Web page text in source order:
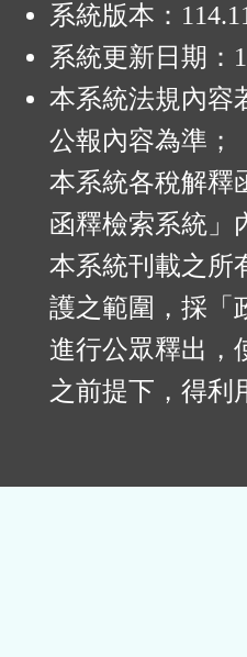
系統版本：
系統更新日期：
本系統法規內容
公報內容為準；
本系統各稅解釋
函釋檢索系統」
本系統刊載之所
護之範圍，採「
進行公眾釋出，
之前提下，得利